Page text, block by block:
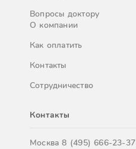
Вопросы доктору
О компании
Как оплатить
Контакты
Сотрудничество
Контакты
Москва8 (495) 666-23-37